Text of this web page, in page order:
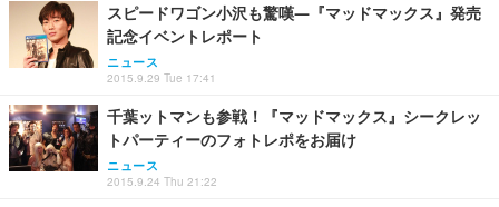
スピードワゴン小沢も驚嘆―『マッドマックス』発売
記念イベントレポート
ニュース
2015.9.29 Tue 17:41
千葉ットマンも参戦！『マッドマックス』シークレッ
トパーティーのフォトレポをお届け
ニュース
2015.9.24 Thu 21:22